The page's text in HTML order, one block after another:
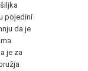
pojedini
da je
je za